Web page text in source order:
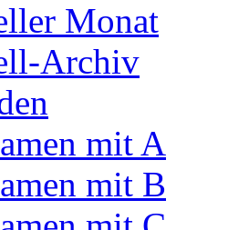
Monat
Archiv
mit A
mit B